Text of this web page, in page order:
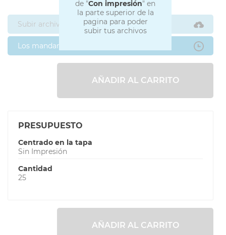
de "Con impresión" en
la parte superior de la
pagina para poder
subir tus archivos
Subir archivos ahora
Los mandaré después
AÑADIR AL CARRITO
PRESUPUESTO
Centrado en la tapa
Sin Impresión
Cantidad
25
AÑADIR AL CARRITO